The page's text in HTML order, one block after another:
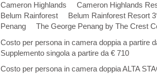
Cameron Highlands Cameron Highlands
Belum Rainforest Belum Rainforest Resort
Penang The George Penang by The Crest
Costo per persona in camera doppia a partire
Supplemento singola a partire da € 710
Costo per persona in camera doppia ALTA